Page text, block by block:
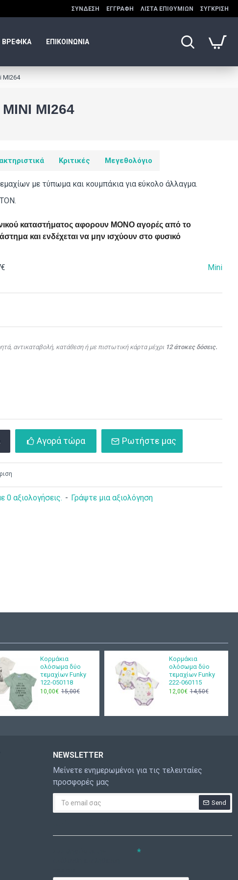
ΣΎΝΔΕΣΗ ΕΓΓΡΑΦΉ ΛΊΣΤΑ ΕΠΙΘΥΜΙΏΝ ΣΎΓΚΡΙΣΗ
ΒΡΕΦΙΚΑ ΕΠΙΚΟΙΝΩΝΙΑ
ΜΙ264
ΜΙ264
Κριτικές Μεγεθολόγιο
με τύπωμα και κουμπάκια για εύκολο άλλαγμα.
καταστήματος αφορουν ΜΟΝΟ αγορές από το
και ενδέχεται να μην ισχύουν στο φυσικό
Mini
0 αξιολογήσεις. - Γράψτε μια αξιολόγηση
Αγορά τώρα Ρωτήστε μας
αντικαταβολή, κατάθεση ή με πιστωτική κάρτα μέχρι 12 άτοκες δόσεις.
Κορμάκια
ολόσωμα δύο
τεμαχίων Funky
122-050118
10,00€ 15,00€
Κορμάκια
ολόσωμα δύο
τεμαχίων Funky
222-060115
12,00€ 14,50€
NEWSLETTER
Μείνετε ενημερωμένοι για τις τελευταίες
προσφορές μας
Send